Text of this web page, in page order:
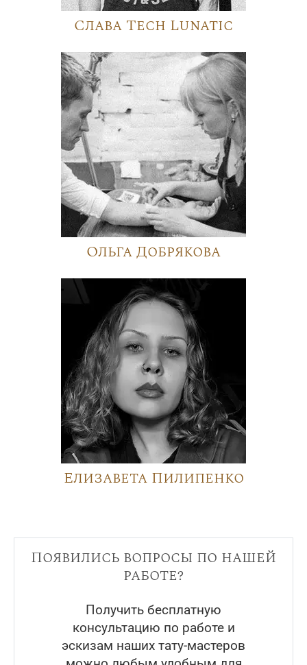
Слава Tech Lunatic
Ольга Добрякова
Елизавета Пилипенко
Появились вопросы по нашей
работе?
Получить бесплатную
консультацию по работе и
эскизам наших тату-мастеров